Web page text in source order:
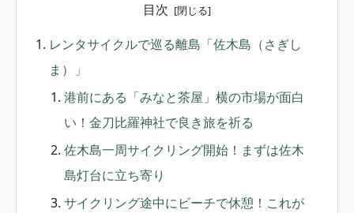
目次
レンタサイクルで巡る離島「佐木島（さぎし
ま）」
港前にある「みなと茶屋」横の市場が面白
い！金刀比羅神社で良き旅を祈る
佐木島一周サイクリング開始！まずは佐木
島灯台に立ち寄り
サイクリング途中にビーチで休憩！これが